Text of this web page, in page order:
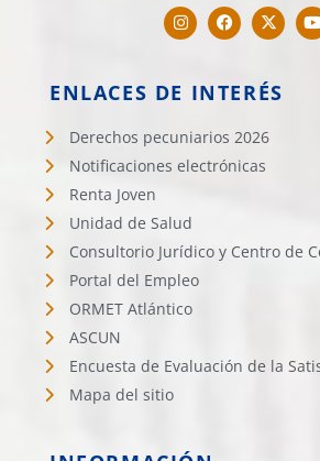
ENLACES DE INTERÉS
Derechos pecuniarios 2026
Notificaciones electrónicas
Renta Joven
Unidad de Salud
Consultorio Jurídico y Centro de
Portal del Empleo
ORMET Atlántico
ASCUN
Encuesta de Evaluación de la
Mapa del sitio